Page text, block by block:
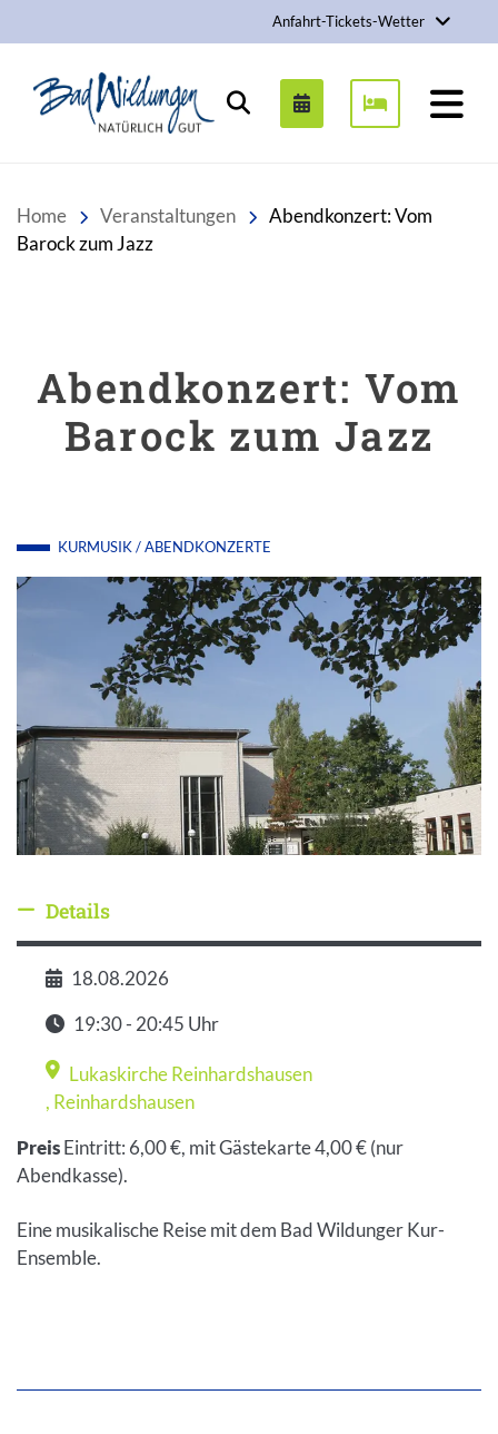
Anfahrt-Tickets-Wetter
Stadt Bad Wildungen
Suchen
Home Veranstaltungen
Abendkonzert: Vom
Barock zum Jazz
Abendkonzert: Vom
Barock zum Jazz
KURMUSIK / ABENDKONZERTE
Details ausblenden
Details
Datum
18.08.2026
Zeit
19:30 - 20:45 Uhr
Veranstaltungsort
Lukaskirche Reinhardshausen
, Reinhardshausen
PreisEintritt: 6,00 €, mit Gästekarte 4,00 € (nur
Abendkasse).
Eine musikalische Reise mit dem Bad Wildunger Kur-
Ensemble.